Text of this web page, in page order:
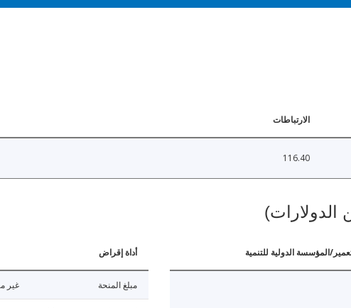
الارتباطات
116.40
الدولارات)
المؤسسة الدولية للتنمية أداة إقراض
مبلغ المنحة غير